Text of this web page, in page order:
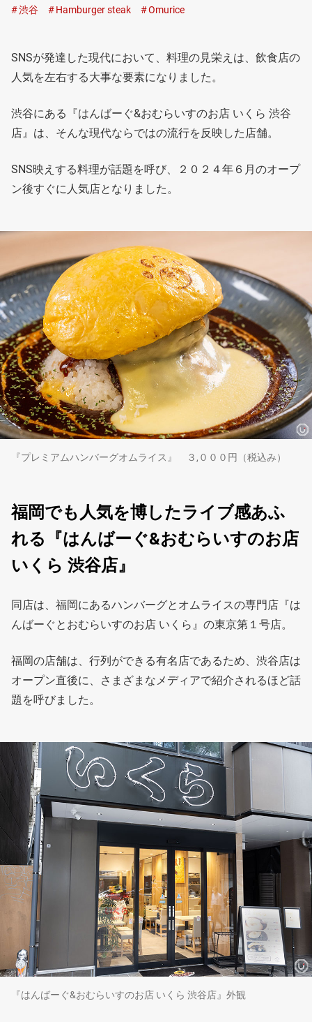
渋谷 Hamburger steak Omurice
SNSが発達した現代において、料理の見栄えは、飲食店の
人気を左右する大事な要素になりました。
渋谷にある『はんばーぐ&おむらいすのお店 いくら 渋谷
店』は、そんな現代ならではの流行を反映した店舗。
SNS映えする料理が話題を呼び、２０２４年６月のオープ
ン後すぐに人気店となりました。
『プレミアムハンバーグオムライス』 ３,０００円（税込み）
福岡でも人気を博したライブ感あふ
れる『はんばーぐ&おむらいすのお店
いくら 渋谷店』
同店は、福岡にあるハンバーグとオムライスの専門店『は
んばーぐとおむらいすのお店 いくら』の東京第１号店。
福岡の店舗は、行列ができる有名店であるため、渋谷店は
オープン直後に、さまざまなメディアで紹介されるほど話
題を呼びました。
『はんばーぐ&おむらいすのお店 いくら 渋谷店』外観